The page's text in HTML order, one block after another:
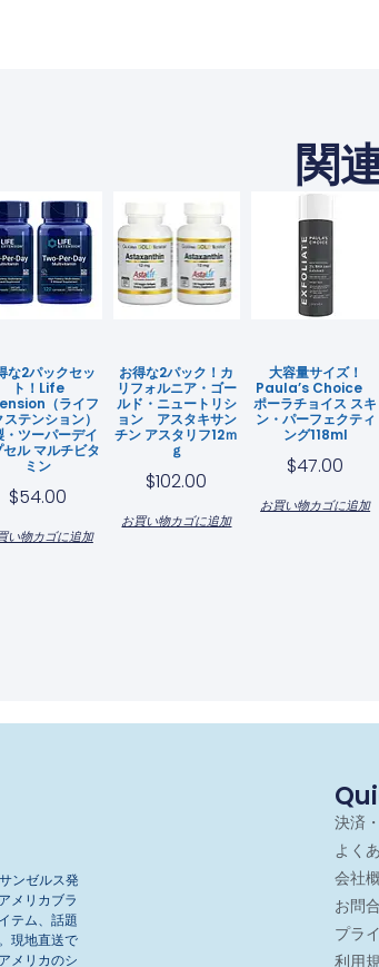
関
な2パックセッ
ト！Life
（ライフ
ステンション）
・ツーパーデイ
セル マルチビタ
ミン
$54.00
い物カゴに追加
お得な2パック！カ
リフォルニア・ゴー
ルド・ニュートリシ
ョン アスタキサン
チン アスタリフ12ｍ
Ｇ
$102.00
お買い物カゴに追加
大容量サイズ！
Paula’s Choice
ポーラチョイス スキ
ン・パーフェクティ
ング118ml
$47.00
お買い物カゴに追加
ンゼルス発
メリカブラ
テム、話題
現地直送で
メリカのシ
決済
よく
会社
お問
プラ
利用